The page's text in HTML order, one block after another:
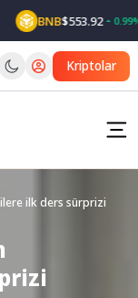
BNB$553.92 0.99%
Kriptolar
ilk ders sürprizi